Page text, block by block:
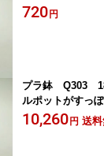
720 円
プラ鉢 Q303
ルポットがすっ
10,260 円 送